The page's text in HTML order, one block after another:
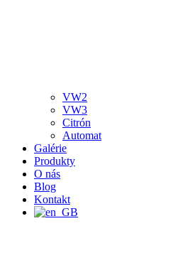
VW2
VW3
Citrón
Automat
Galérie
Produkty
O nás
Blog
Kontakt